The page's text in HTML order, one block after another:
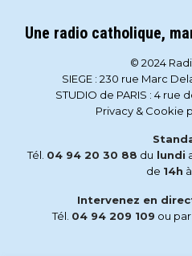
Une radio catholique,
© 2024
SIEGE : 230 rue Marc
STUDIO de PARIS : 4 rue
Privacy & Cookie
Tél. 04 94 20 30 88 du lundi
de 14h à
Intervenez en
Tél. 04 94 209 109 ou par